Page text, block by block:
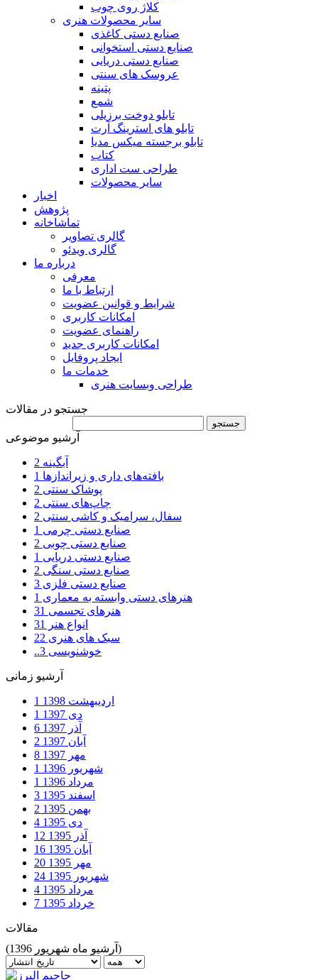
کلاژ روی چوب
سایر محصولات هنری
صنایع دستی کاغذی
صنایع دستی استخوانی
صنایع دستی دریایی
عروسک های سنتی
پتینه
شمع
تابلو دوخت برزیلی
تابلو های استرینگ آرت
تابلو برجسته میکس مدیا
کتاب
طراحی ست اداری
سایر محصولات
اخبار
پژوهش
تماشاخانه
گالری تصاویر
گالری ویدئو
درباره ما
معرفی
ارتباط با ما
شرایط و قوانین عضویت
امکانات کاربری
راهنمای عضویت
امکانات کاربری جدید
ایجاد پروفایل
خدمات ما
طراحی وبسایت هنری
جستجو در مقالات
آرشیو موضوعی
آبگینه 2
بافته‌های داری و زیراندازها 1
پوشاک سنتی 2
چاپ‌های سنتی 2
سفال، سرامیک و کاشی سنتی 2
صنایع دستی چرمی 1
صنایع دستی چوبی 2
صنایع دستی دریایی 1
صنایع دستی سنگی 2
صنایع دستی فلزی 3
هنرهای دستی وابسته به معماری 1
هنرهای تجسمی 31
انواع هنر
31
سبک های هنری 22
..خوشنویسی 3
آرشیو زمانی
اردیبهشت 1398
1
دی 1397
1
آذر 1397
6
آبان 1397
2
مهر 1397
8
شهریور 1396
1
مرداد 1396
1
اسفند 1395
3
بهمن 1395
2
دی 1395
4
آذر 1395
12
آبان 1395
16
مهر 1395
20
شهریور 1395
24
مرداد 1395
4
خرداد 1395
7
مقالات
(آرشیو ماه شهریور 1396)